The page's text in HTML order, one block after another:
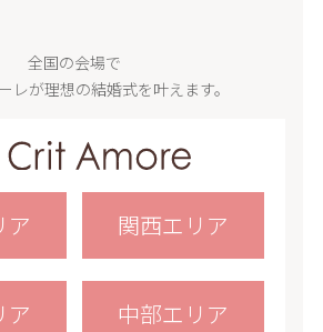
全国の会場で
レが理想の結婚式を叶えます。
ア 関西エリア
ア 中部エリア